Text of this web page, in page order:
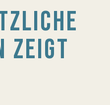
ZEIGT